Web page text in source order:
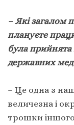
– Які загалом
плануєте
була прийнята
державних
– Це одна з
величезна і
трошки